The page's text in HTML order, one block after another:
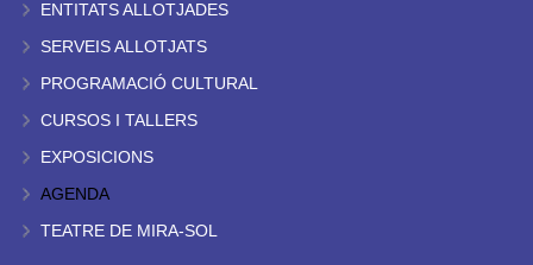
ENTITATS ALLOTJADES
SERVEIS ALLOTJATS
PROGRAMACIÓ CULTURAL
CURSOS I TALLERS
EXPOSICIONS
AGENDA
TEATRE DE MIRA-SOL